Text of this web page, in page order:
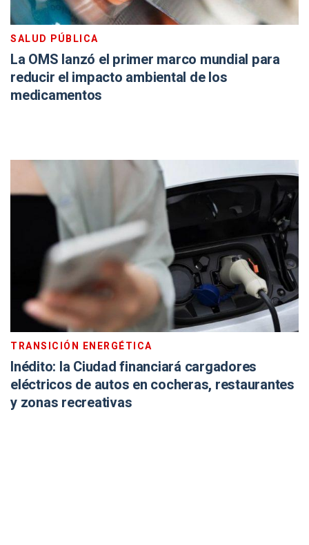
SALUD PÚBLICA
La OMS lanzó el primer marco mundial para
reducir el impacto ambiental de los
medicamentos
TRANSICIÓN ENERGÉTICA
Inédito: la Ciudad financiará cargadores
eléctricos de autos en cocheras, restaurantes
y zonas recreativas